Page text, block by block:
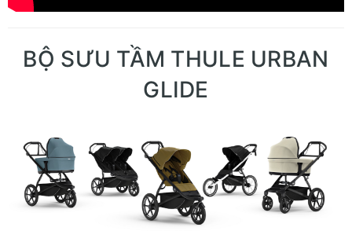
BỘ SƯU TẦM THULE URBAN
GLIDE